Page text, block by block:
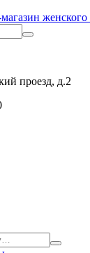
проезд, д.2